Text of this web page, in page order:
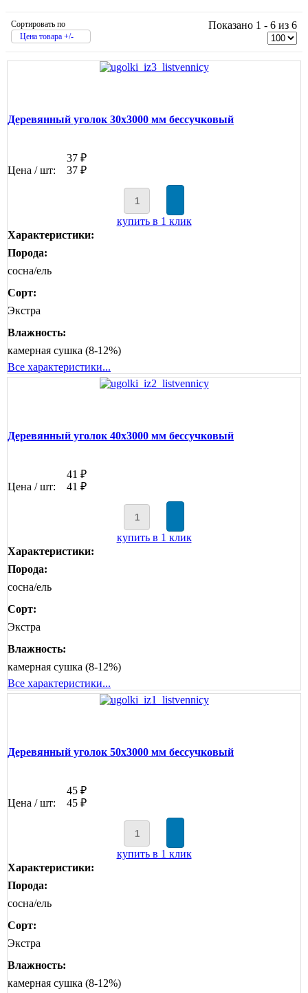
Сортировать по
Цена товара +/-
Показано 1 - 6 из 6
Деревянный уголок 30х3000 мм бессучковый
37 ₽
Цена / шт:
37 ₽
купить в 1 клик
Характеристики:
Порода:
сосна/ель
Сорт:
Экстра
Влажность:
камерная сушка (8-12%)
Все характеристики...
Деревянный уголок 40х3000 мм бессучковый
41 ₽
Цена / шт:
41 ₽
купить в 1 клик
Характеристики:
Порода:
сосна/ель
Сорт:
Экстра
Влажность:
камерная сушка (8-12%)
Все характеристики...
Деревянный уголок 50х3000 мм бессучковый
45 ₽
Цена / шт:
45 ₽
купить в 1 клик
Характеристики:
Порода:
сосна/ель
Сорт:
Экстра
Влажность:
камерная сушка (8-12%)